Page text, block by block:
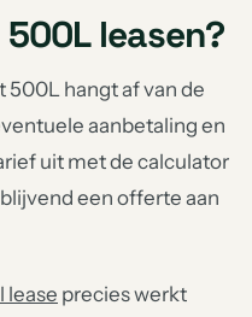
leasen?
500L hangt af van de
aanbetaling en
uit met de calculator
een offerte aan
lease precies werkt